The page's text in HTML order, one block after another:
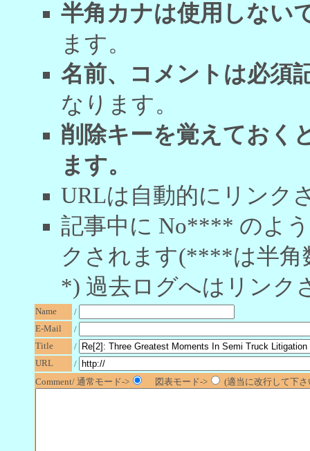
半角カナは使用しない
ます。
名前、コメントは必須
なります。
削除キーを覚えておく
ます。
URLは自動的にリンク
記事中に No**** のよ
クされます(****は半角
*) 過去ログへはリンク
Name
/
E-Mail
/
Title
/
URL
/
Comment/ 通常モード->
図表モード-> (適当に改行して下